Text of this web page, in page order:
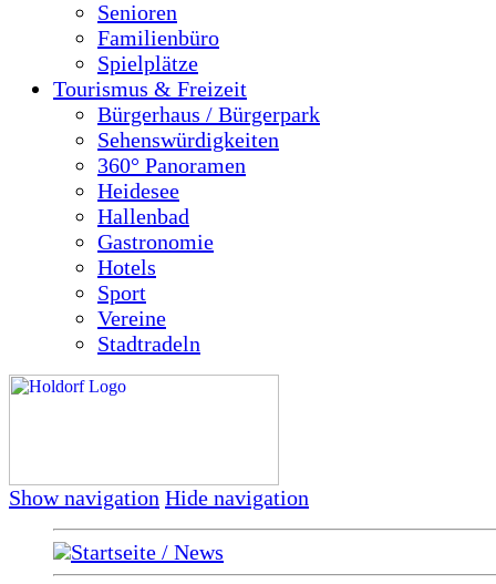
Senioren
Familienbüro
Spielplätze
Tourismus & Freizeit
Bürgerhaus / Bürgerpark
Sehenswürdigkeiten
360° Panoramen
Heidesee
Hallenbad
Gastronomie
Hotels
Sport
Vereine
Stadtradeln
Show navigation Hide navigation
Startseite / News